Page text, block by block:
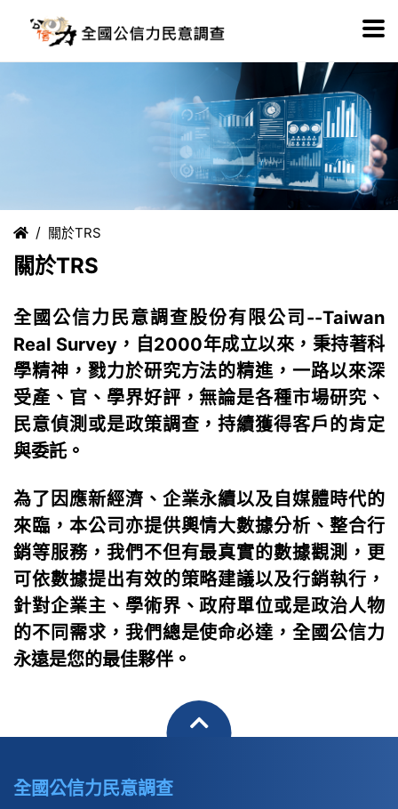
關於TRS
關於TRS
全國公信力民意調查股份有限公司--Taiwan
Real Survey，自2000年成立以來，秉持著科
學精神，戮力於研究方法的精進，一路以來深
受產、官、學界好評，無論是各種市場研究、
民意偵測或是政策調查，持續獲得客戶的肯定
與委託。
為了因應新經濟、企業永續以及自媒體時代的
來臨，本公司亦提供輿情大數據分析、整合行
銷等服務，我們不但有最真實的數據觀測，更
可依數據提出有效的策略建議以及行銷執行，
針對企業主、學術界、政府單位或是政治人物
的不同需求，我們總是使命必達，全國公信力
永遠是您的最佳夥伴。
全國公信力民意調查